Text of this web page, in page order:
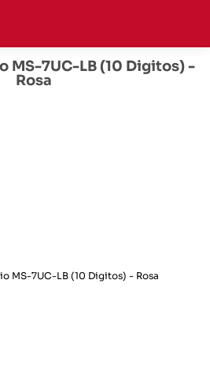
MS-7UC-LB (10 Digitos) -
Rosa